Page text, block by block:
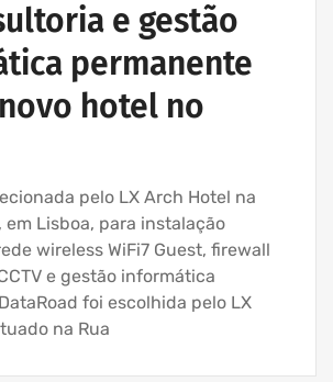
e gestão
permanente
hotel no
pelo LX Arch Hotel na
em Lisboa, para instalação
wireless WiFi7 Guest, firewall
e gestão informática
foi escolhida pelo LX
na Rua